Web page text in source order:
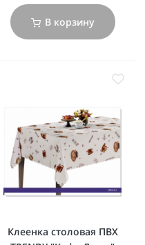
В корзину
Клеенка столовая ПВХ